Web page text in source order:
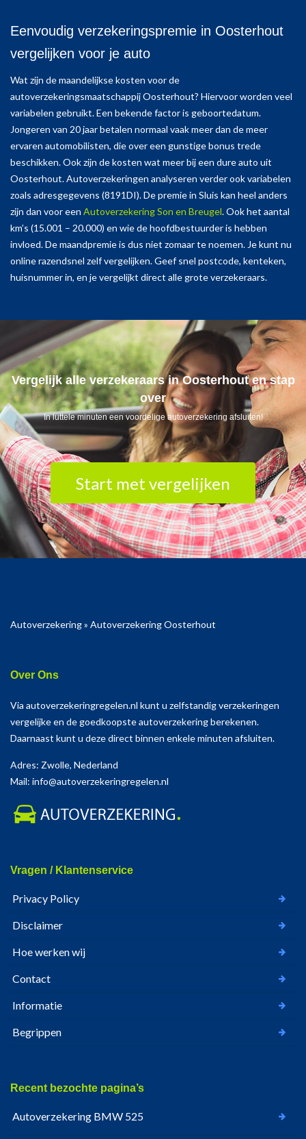
Eenvoudig verzekeringspremie in Oosterhout
vergelijken voor je auto
Wat zijn de maandelijkse kosten voor de
autoverzekeringsmaatschappij Oosterhout? Hiervoor worden veel
variabelen gebruikt. Een bekende factor is geboortedatum.
Jongeren van 20 jaar betalen normaal vaak meer dan de meer
ervaren automobilisten, die over een gunstige bonus trede
beschikken. Ook zijn de kosten wat meer bij een dure auto uit
Oosterhout. Autoverzekeringen analyseren verder ook variabelen
zoals adresgegevens (8191DI). De premie in Sluis kan heel anders
zijn dan voor een Autoverzekering Son en Breugel. Ook het aantal
km’s (15.001 – 20.000) en wie de hoofdbestuurder is hebben
invloed. De maandpremie is dus niet zomaar te noemen. Je kunt nu
online razendsnel zelf vergelijken. Geef snel postcode, kenteken,
huisnummer in, en je vergelijkt direct alle grote verzekeraars.
Vergelijk alle verzekeraars in Oosterhout en stap
over
In luttele minuten een voordelige autoverzekering afsluiten!
Start met vergelijken
Autoverzekering» Autoverzekering Oosterhout
Over Ons
Via autoverzekeringregelen.nl kunt u zelfstandig verzekeringen
vergelijke en de goedkoopste autoverzekering berekenen.
Daarnaast kunt u deze direct binnen enkele minuten afsluiten.
Adres: Zwolle, Nederland
Mail: info@autoverzekeringregelen.nl
Vragen / Klantenservice
Privacy Policy
Disclaimer
Hoe werken wij
Contact
Informatie
Begrippen
Recent bezochte pagina’s
Autoverzekering BMW 525